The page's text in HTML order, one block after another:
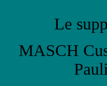
Le
MASCH